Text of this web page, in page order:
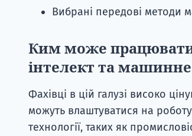
Вибрані передові методи
Ким може працювати
інтелект та
Фахівці в цій галузі високо
можуть влаштуватися на
технології, таких як